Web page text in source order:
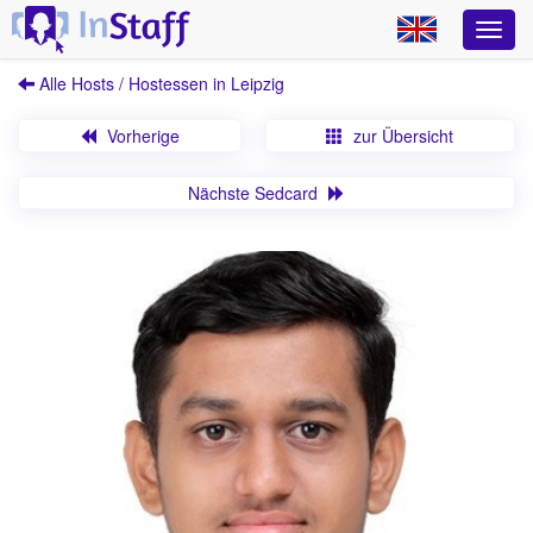
Alle Hosts / Hostessen in Leipzig
Vorherige zur Übersicht
Nächste Sedcard